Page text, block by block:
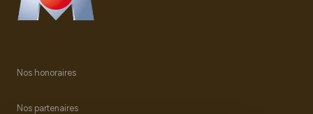
Nos honoraires
Nos partenaires